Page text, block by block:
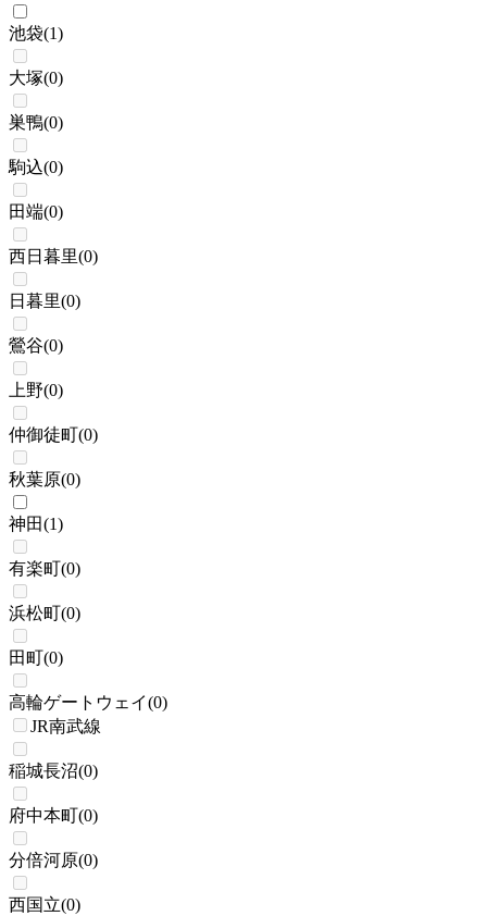
池袋(1)
大塚(0)
巣鴨(0)
駒込(0)
田端(0)
西日暮里(0)
日暮里(0)
鶯谷(0)
上野(0)
仲御徒町(0)
秋葉原(0)
神田(1)
有楽町(0)
浜松町(0)
田町(0)
高輪ゲートウェイ(0)
JR南武線
稲城長沼(0)
府中本町(0)
分倍河原(0)
西国立(0)